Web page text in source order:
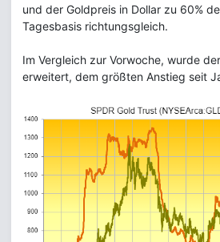
und der Goldpreis in Dollar zu 60%
Tagesbasis richtungsgleich.
Im Vergleich zur Vorwoche, wurde
erweitert, dem größten Anstieg seit